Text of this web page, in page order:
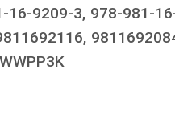
16-9209-3, 978-981-